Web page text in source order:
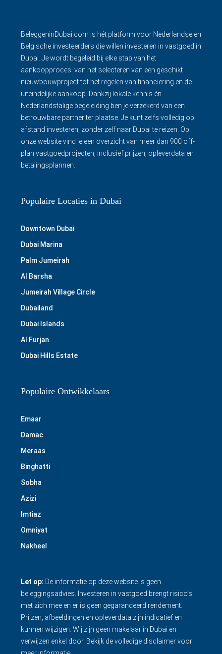
BeleggeninDubai.com is hét platform voor Nederlandse en
Belgische investeerders die willen investeren in vastgoed in
Dubai. Je wordt begeleid bij elke stap van het
aankoopproces: van het selecteren van een geschikt
nieuwbouwproject tot het regelen van financiering en de
uiteindelijke aankoop. Dankzij lokale kennis én
Nederlandstalige begeleiding ben je verzekerd van een
betrouwbare partner ter plaatse. Je kunt zelfs volledig op
afstand investeren, zonder zelf naar Dubai te reizen. Op
onze website vind je een overzicht van meer dan 900 off-
plan vastgoedprojecten, inclusief prijzen, opleverdata en
betalingsplannen.
Populaire Locaties in Dubai
Downtown Dubai
Dubai Marina
Palm Jumeirah
Al Barsha
Jumeirah Village Circle
Dubailand
Dubai Islands
Al Furjan
Dubai Hills Estate
Populaire Ontwikkelaars
Emaar
Damac
Meraas
Binghatti
Sobha
Azizi
Imtiaz
Omniyat
Nakheel
Let op: De informatie op deze website is geen
beleggingsadvies. Investeren in vastgoed brengt risico’s
met zich mee en er is geen gegarandeerd rendement.
Prijzen, afbeeldingen en opleverdata zijn indicatief en
kunnen wijzigen. Wij zijn geen makelaar in Dubai en
verwijzen enkel door. Bekijk de volledige disclaimervoor